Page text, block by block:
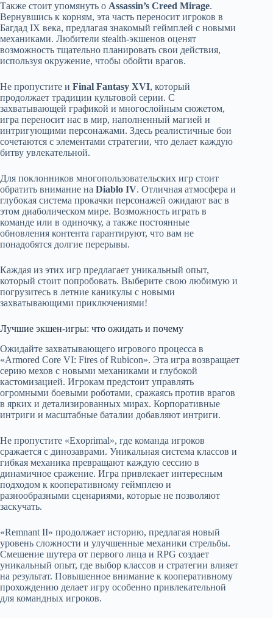
Также стоит упомянуть о Assassin’s Creed Mirage.
Вернувшись к корням, эта часть переносит игроков в
Багдад IX века, предлагая знакомый геймплей с новыми
механиками. Любители stealth-экшенов оценят
возможность тщательно планировать свои действия,
используя окружение, чтобы обойти врагов.
Не пропустите и Final Fantasy XVI, который
продолжает традиции культовой серии. С
захватывающей графикой и многослойным сюжетом,
игра переносит нас в мир, наполненный магией и
интригующими персонажами. Здесь реалистичные бои
сочетаются с элементами стратегии, что делает каждую
битву увлекательной.
Для поклонников многопользовательских игр стоит
обратить внимание на Diablo IV. Отличная атмосфера и
глубокая система прокачки персонажей ожидают вас в
этом диаболическом мире. Возможность играть в
команде или в одиночку, а также постоянные
обновления контента гарантируют, что вам не
понадобятся долгие перерывы.
Каждая из этих игр предлагает уникальный опыт,
который стоит попробовать. Выберите свою любимую и
погрузитесь в летние каникулы с новыми
захватывающими приключениями!
Лучшие экшен-игры: что ожидать и почему
Ожидайте захватывающего игрового процесса в
«Armored Core VI: Fires of Rubicon». Эта игра возвращает
серию мехов с новыми механиками и глубокой
кастомизацией. Игрокам предстоит управлять
огромными боевыми роботами, сражаясь против врагов
в ярких и детализированных мирах. Корпоративные
интриги и масштабные баталии добавляют интриги.
Не пропустите «Exoprimal», где команда игроков
сражается с динозаврами. Уникальная система классов и
гибкая механика превращают каждую сессию в
динамичное сражение. Игра привлекает интересным
подходом к кооперативному геймплею и
разнообразными сценариями, которые не позволяют
заскучать.
«Remnant II» продолжает историю, предлагая новый
уровень сложности и улучшенные механики стрельбы.
Смешение шутера от первого лица и RPG создает
уникальный опыт, где выбор классов и стратегии влияет
на результат. Повышенное внимание к кооперативному
прохождению делает игру особенно привлекательной
для командных игроков.